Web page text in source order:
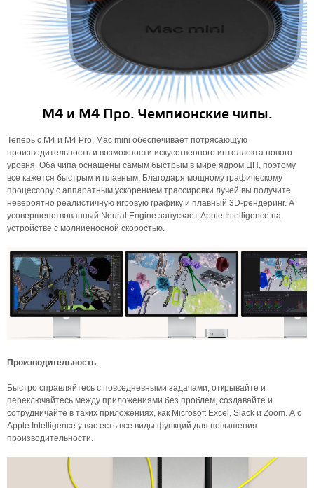
М4 и М4 Про. Чемпионские чипы.
Теперь с M4 и M4 Pro, Mac mini обеспечивает потрясающую
производительность и возможности искусственного интеллекта нового
уровня. Оба чипа оснащены самым быстрым в мире ядром ЦП, поэтому
все кажется быстрым и плавным. Благодаря мощному графическому
процессору с аппаратным ускорением трассировки лучей вы получите
невероятно реалистичную игровую графику и плавный 3D-рендеринг. А
усовершенствованный Neural Engine запускает Apple Intelligence на
устройстве с молниеносной скоростью.
Производительность.
Быстро справляйтесь с повседневными задачами, открывайте и
переключайтесь между приложениями без проблем, создавайте и
сотрудничайте в таких приложениях, как Microsoft Excel, Slack и Zoom. А с
Apple Intelligence у вас есть все виды функций для повышения
производительности.